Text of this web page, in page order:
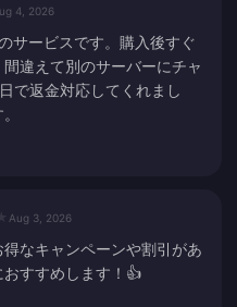
4, 2026
サービスです。購入後すぐ
違えて別のサーバーにチャ
で返金対応してくれまし
Aug 3, 2026
なキャンペーンや割引があ
すすめします！👍